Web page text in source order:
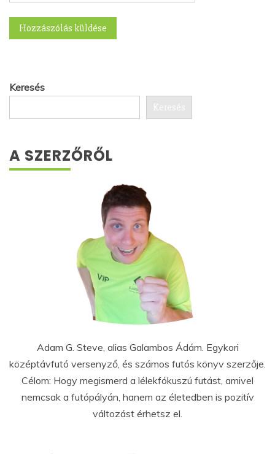
Keresés
Keresés
A SZERZŐRŐL
Adam G. Steve, alias Galambos Ádám. Egykori
középtávfutó versenyző, és számos futós könyv szerzője.
Célom: Hogy megismerd a lélekfókuszú futást, amivel
nemcsak a futópályán, hanem az életedben is pozitív
változást érhetsz el.